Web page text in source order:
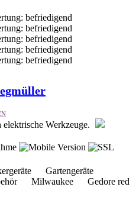
Werkzeuge.
Gartengeräte
Milwaukee Gedore red